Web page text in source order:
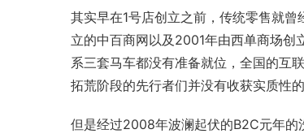
其实早在1号店创立之前，传统零售就
立的中百商网以及2001年由西单商场创
系三套马车都没有准备就位，全国的互
拓荒阶段的先行者们并没有收获实质性的
但是经过2008年波澜起伏的B2C元年的